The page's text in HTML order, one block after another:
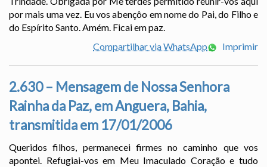
por mais uma vez. Eu vos abençôo em nome do Pai, do Filho e
do Espírito Santo. Amém. Ficai em paz.
Compartilhar via WhatsApp
Imprimir
2.630 – Mensagem de Nossa Senhora
Rainha da Paz, em Anguera, Bahia,
transmitida em 17/01/2006
Queridos filhos, permanecei firmes no caminho que vos
apontei. Refugiai-vos em Meu Imaculado Coração e tudo